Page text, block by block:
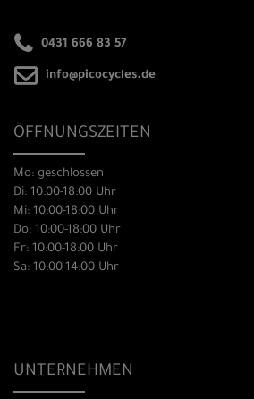
0431 666 83 57
info@picocycles.de
ÖFFNUNGSZEITEN
Mo: geschlossen
Di: 10:00-18:00 Uhr
Mi: 10:00-18:00 Uhr
Do: 10:00-18:00 Uhr
Fr: 10:00-18:00 Uhr
Sa: 10:00-14:00 Uhr
UNTERNEHMEN